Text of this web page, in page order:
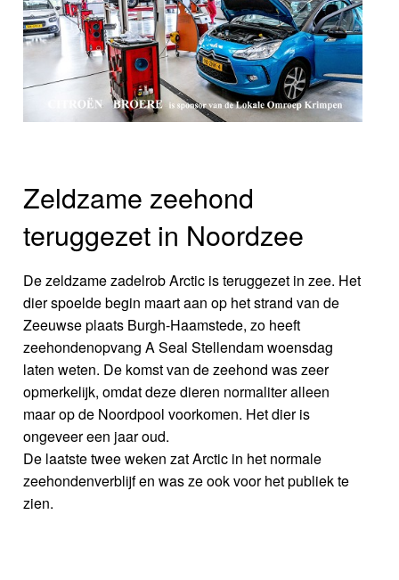
Zeldzame zeehond
teruggezet in Noordzee
De zeldzame zadelrob Arctic is teruggezet in zee. Het
dier spoelde begin maart aan op het strand van de
Zeeuwse plaats Burgh-Haamstede, zo heeft
zeehondenopvang A Seal Stellendam woensdag
laten weten. De komst van de zeehond was zeer
opmerkelijk, omdat deze dieren normaliter alleen
maar op de Noordpool voorkomen. Het dier is
ongeveer een jaar oud.
De laatste twee weken zat Arctic in het normale
zeehondenverblijf en was ze ook voor het publiek te
zien.